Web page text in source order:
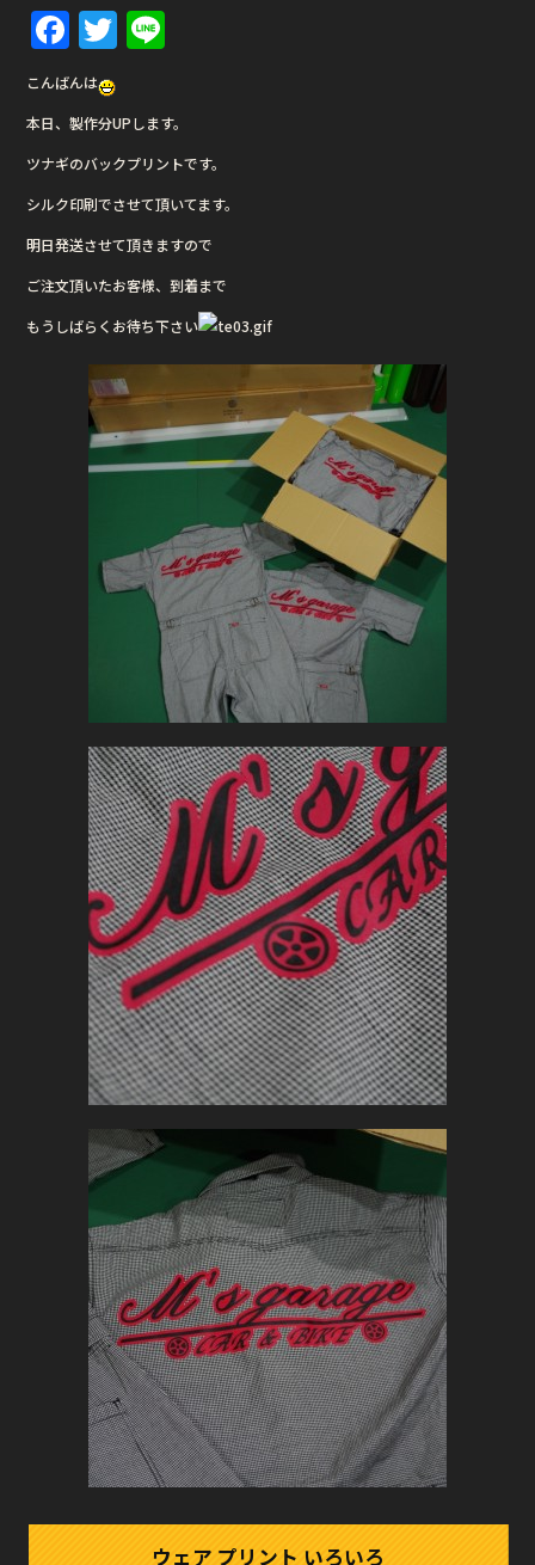
F
a
c
e
b
o
o
k
T
w
it
te
r
e
こんばんは
本日、製作分UPします。
ツナギのバックプリントです。
シルク印刷でさせて頂いてます。
明日発送させて頂きますので
ご注文頂いたお客様、到着まで
もうしばらくお待ち下さい
ウェア プリント いろいろ